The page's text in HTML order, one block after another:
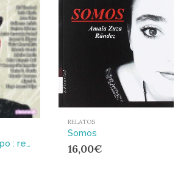
Tiempo al tiempo : relatos de Stonewall
RELATOS
Somos
16,00€